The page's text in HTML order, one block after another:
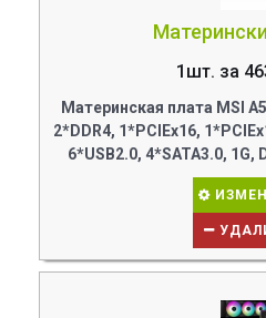
1шт. за
Материнская плата MSI
2*DDR4, 1*PCIEx16,
6*USB2.0, 4*SATA3.0, 1G,